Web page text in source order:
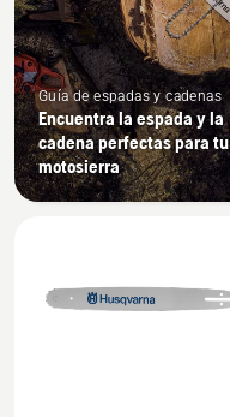
Guía de espadas y cadenas
Encuentra la espada y la
cadena perfectas para tu
motosierra